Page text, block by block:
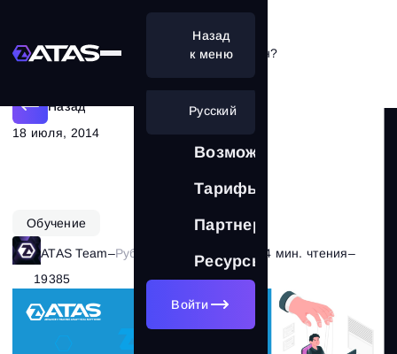
Возможности
Тарифы
Партнерам
Ресурсы
Русский
Войти
Назад
к меню
Заработок на форекс — лохотрон?
Назад
18 июля, 2014
Обучение
ATAS Team–Рубрика: Теория рынка 4 мин. чтения–
19385